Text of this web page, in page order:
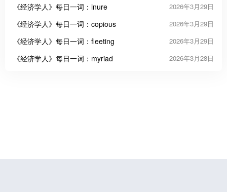
《经济学人》每日一词：inure 2026年3月29日
《经济学人》每日一词：copious 2026年3月29日
《经济学人》每日一词：fleeting 2026年3月29日
《经济学人》每日一词：myriad 2026年3月28日